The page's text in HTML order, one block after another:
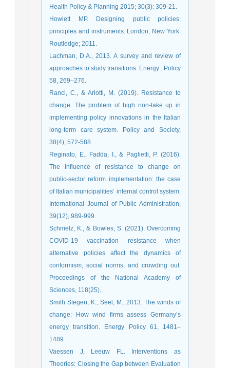
Health Policy & Planning 2015; 30(3): 309-21.
Howlett MP. Designing public policies:
principles and instruments. London; New York:
Routledge; 2011.
Lachman, D.A., 2013. A survey and review of
approaches to study transitions. Energy . Policy
58, 269–276.
Ranci, C., & Arlotti, M. (2019). Resistance to
change. The problem of high non-take up in
implementing policy innovations in the Italian
long-term care system. Policy and Society,
Reginato, E., Fadda, I., & Paglietti, P. (2016).
The influence of resistance to change on
public-sector reform implementation: the case
of Italian municipalities’ internal control system.
International Journal of Public Administration,
39(12), 989-999.
Schmelz, K., & Bowles, S. (2021). Overcoming
COVID-19 vaccination resistance when
alternative policies affect the dynamics of
conformism, social norms, and crowding out.
Proceedings of the National Academy of
Sciences, 118(25).
Smith Stegen, K., Seel, M., 2013. The winds of
change: How wind firms assess Germany’s
energy transition. Energy Policy 61, 1481–
1489.
Vaessen J, Leeuw FL. Interventions as
Theories: Closing the Gap between Evaluation